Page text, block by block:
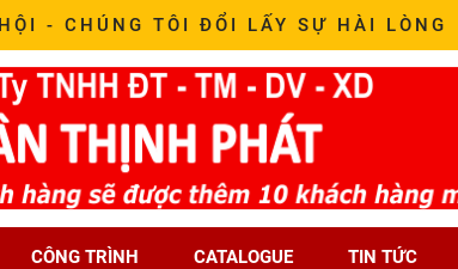
- CHÚNG TÔI ĐỔI LẤY SỰ HÀI LÒNG
CÔNG TRÌNH CATALOGUE TIN TỨC